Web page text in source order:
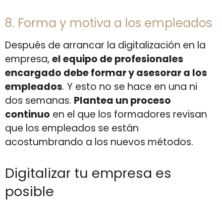
8. Forma y motiva a los empleados
Después de arrancar la digitalización en la
empresa, el equipo de profesionales
encargado debe formar y asesorar a los
empleados. Y esto no se hace en una ni
dos semanas. Plantea un proceso
continuo en el que los formadores revisan
que los empleados se están
acostumbrando a los nuevos métodos.
Digitalizar tu empresa es
posible